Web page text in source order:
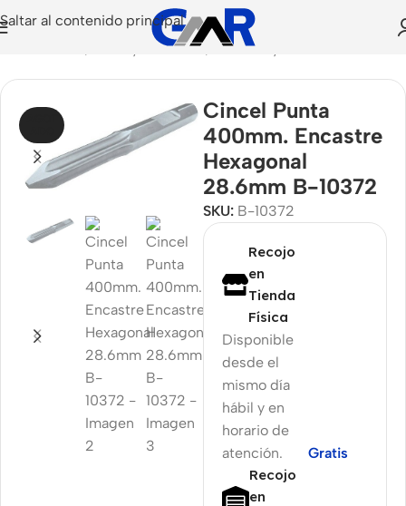
Saltar al contenido principal
Corte y Desbaste Cinceles y Formones
Cincel Punta
400mm. Encastre
Hexagonal
28.6mm B-10372
SKU: B-10372
Recojo
en
Tienda
Física
Disponible
desde el
mismo día
hábil y en
horario de
atención.
Gratis
Recojo
en